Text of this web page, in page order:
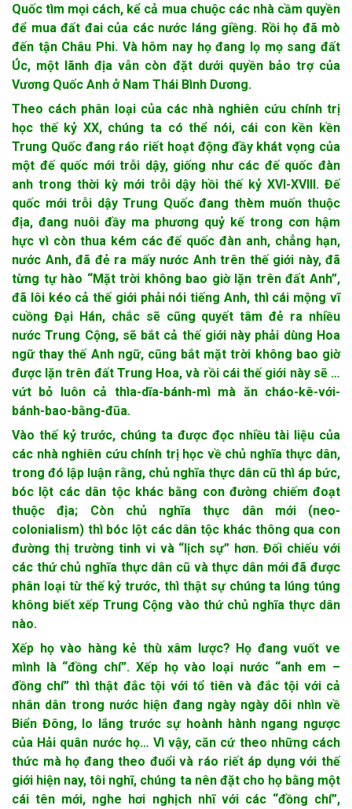
Quốc tìm mọi cách, kể cả mua chuộc các nhà cầm quyền
để mua đất đai của các nước láng giềng. Rồi họ đã mò
đến tận Châu Phi. Và hôm nay họ đang lọ mọ sang đất
Úc, một lãnh địa vẫn còn đặt dưới quyền bảo trợ của
Vương Quốc Anh ở Nam Thái Bình Dương.
Theo cách phân loại của các nhà nghiên cứu chính trị
học thế kỷ XX, chúng ta có thể nói, cái con kền kền
Trung Quốc đang ráo riết hoạt động đầy khát vọng của
một đế quốc mới trỗi dậy, giống như các đế quốc đàn
anh trong thời kỳ mới trỗi dậy hồi thế kỷ XVI-XVIII. Đế
quốc mới trỗi dậy Trung Quốc đang thèm muốn thuộc
địa, đang nuôi đầy ma phương quỷ kế trong cơn hậm
hực vì còn thua kém các đế quốc đàn anh, chẳng hạn,
nước Anh, đã đẻ ra mấy nước Anh trên thế giới này, đã
từng tự hào “Mặt trời không bao giờ lặn trên đất Anh”,
đã lôi kéo cả thế giới phải nói tiếng Anh, thì cái mộng vĩ
cuồng Đại Hán, chắc sẽ cũng quyết tâm đẻ ra nhiều
nước Trung Cộng, sẽ bắt cả thế giới này phải dùng Hoa
ngữ thay thế Anh ngữ, cũng bắt mặt trời không bao giờ
được lặn trên đất Trung Hoa, và rồi cái thế giới này sẽ …
vứt bỏ luôn cả thìa-dĩa-bánh-mì mà ăn cháo-kê-với-
bánh-bao-bằng-đũa.
Vào thế kỷ trước, chúng ta được đọc nhiều tài liệu của
các nhà nghiên cứu chính trị học về chủ nghĩa thực dân,
trong đó lập luận rằng, chủ nghĩa thực dân cũ thì áp bức,
bóc lột các dân tộc khác bằng con đường chiếm đoạt
thuộc địa; Còn chủ nghĩa thực dân mới (neo-
colonialism) thì bóc lột các dân tộc khác thông qua con
đường thị trường tinh vi và “lịch sự” hơn. Đối chiếu với
các thứ chủ nghĩa thực dân cũ và thực dân mới đã được
phân loại từ thế kỷ trước, thì thật sự chúng ta lúng túng
không biết xếp Trung Cộng vào thứ chủ nghĩa thực dân
nào.
Xếp họ vào hàng kẻ thù xâm lược? Họ đang vuốt ve
mình là “đồng chí”. Xếp họ vào loại nước “anh em –
đồng chí” thì thật đắc tội với tổ tiên và đắc tội với cả
nhân dân trong nước hiện đang ngày ngày dõi nhìn về
Biển Đông, lo lắng trước sự hoành hành ngang ngược
của Hải quân nước họ… Vì vậy, căn cứ theo những cách
thức mà họ đang theo đuổi và ráo riết áp dụng với thế
giới hiện nay, tôi nghĩ, chúng ta nên đặt cho họ bằng một
cái tên mới, nghe hơi nghịch nhĩ với các “đồng chí”,